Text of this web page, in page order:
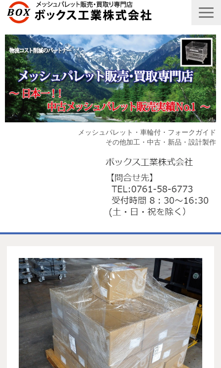
メッシュパレット・車輪付・フォークガイド
その他加工・中古・新品・設計製作
商品一覧表
お取引の流れ
製造工場
代理店募集
会社情報
お問い合わせ